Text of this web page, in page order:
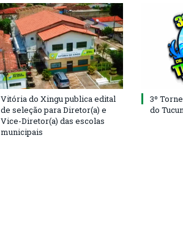
Vitória do Xingu publica edital
de seleção para Diretor(a) e
Vice-Diretor(a) das escolas
municipais
3º
do